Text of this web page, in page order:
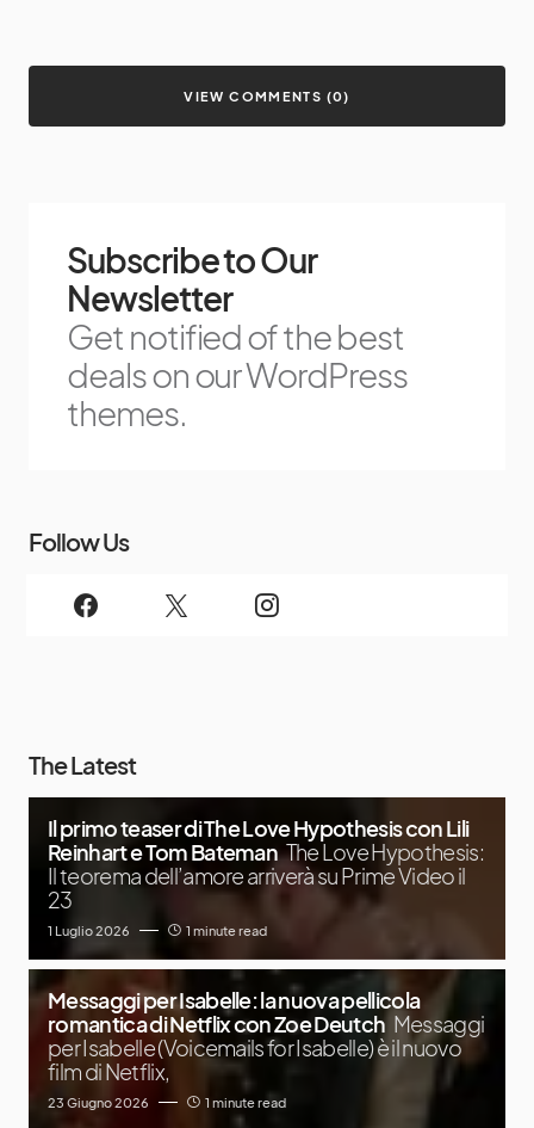
VIEW COMMENTS (0)
Subscribe to Our
Newsletter
Get notified of the best
deals on our WordPress
themes.
Follow Us
The Latest
Il primo teaser di The Love Hypothesis con Lili
Reinhart e Tom Bateman The Love Hypothesis:
Il teorema dell’amore arriverà su Prime Video il
23
1 Luglio 2026 1 minute read
Messaggi per Isabelle: la nuova pellicola
romantica di Netflix con Zoe Deutch Messaggi
per Isabelle (Voicemails for Isabelle) è il nuovo
film di Netflix,
23 Giugno 2026 1 minute read